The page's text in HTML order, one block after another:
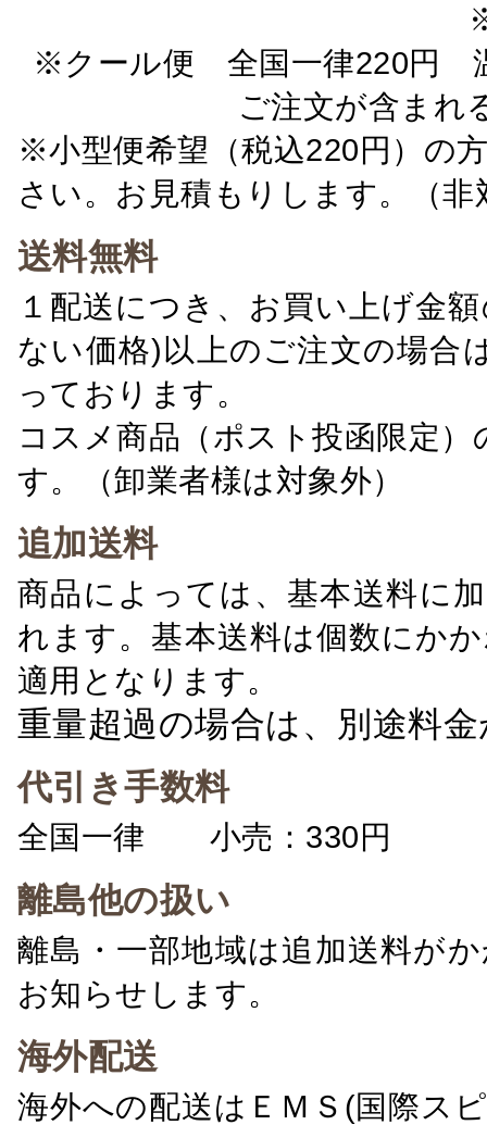
※クール便 全国一律220円
ご注文が含ま
※小型便希望（税込220円）の
さい。お見積もりします。（非
送料無料
１配送につき、お買い上げ金
ない価格)以上のご注文の場合
っております。
コスメ商品（ポスト投函限定
す。（卸業者様は対象外）
追加送料
商品によっては、基本送料に
れます。基本送料は個数にか
適用となります。
重量超過の場合は、別途料
代引き手数料
全国一律 小売：330円 卸
離島他の扱い
離島・一部地域は追加送料が
お知らせします。
海外配送
海外への配送はＥＭＳ(国際ス